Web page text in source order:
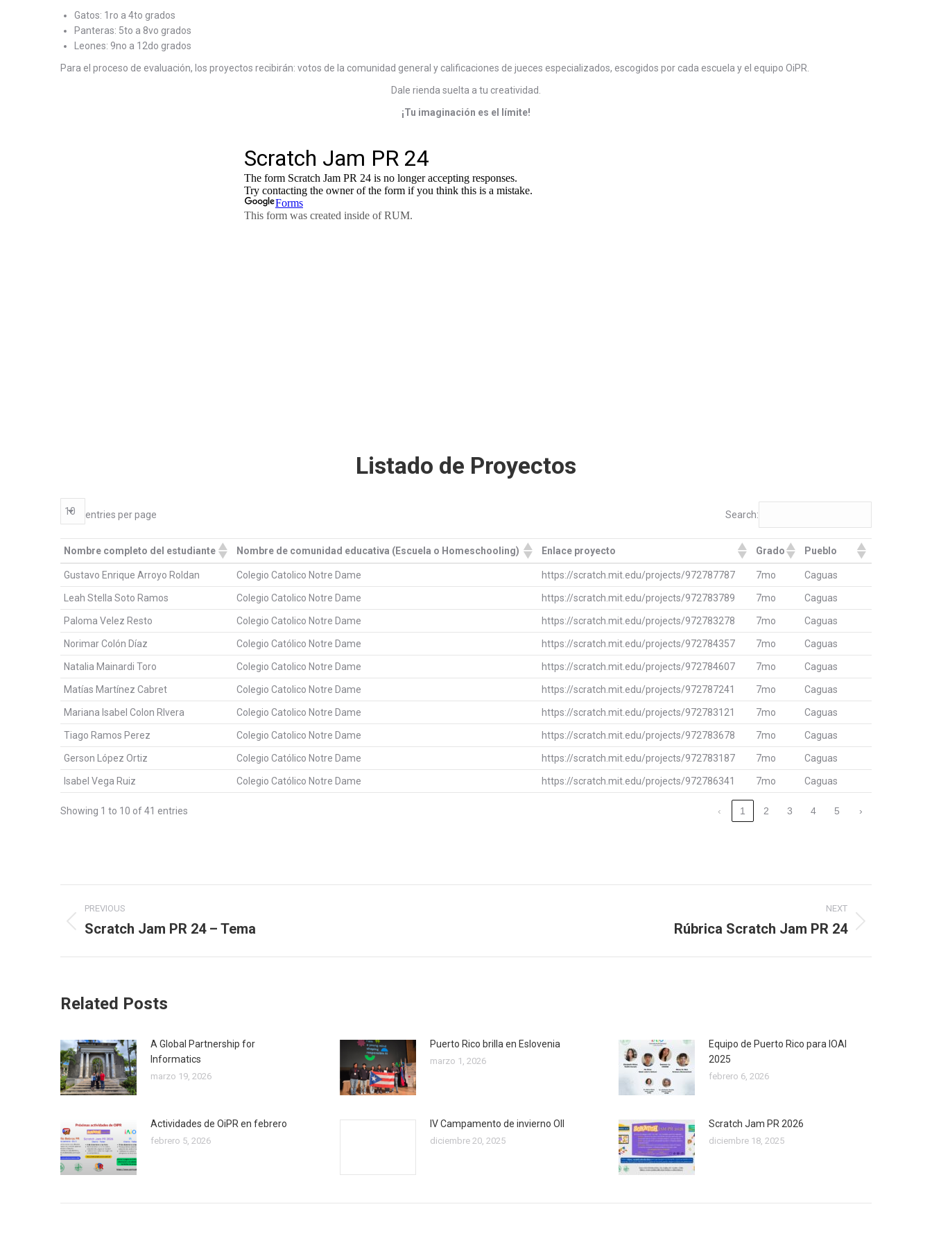
Gatos: 1ro a 4to grados
Panteras: 5to a 8vo grados
Leones: 9no a 12do grados
Para el proceso de evaluación, los proyectos recibirán: votos de la comunidad general y calificaciones de jueces especializados, escogidos por cada escuela y el equipo OiPR.
Dale rienda suelta a tu creatividad.
¡Tu imaginación es el límite!
Listado de Proyectos
entries per page Search:
Nombre completo del estudiante Nombre de comunidad educativa (Escuela o Homeschooling) Enlace proyecto Grado
Pueblo
Nombre completo del estudiante
Nombre de comunidad educativa (Escuela o Homeschooling) Enlace proyecto Grado Pueblo
Gustavo Enrique Arroyo Roldan Colegio Catolico Notre Dame https://scratch.mit.edu/projects/972787787 7mo Caguas
Leah Stella Soto Ramos Colegio Catolico Notre Dame https://scratch.mit.edu/projects/972783789 7mo Caguas
Paloma Velez Resto Colegio Catolico Notre Dame https://scratch.mit.edu/projects/972783278 7mo Caguas
Norimar Colón Díaz Colegio Católico Notre Dame https://scratch.mit.edu/projects/972784357 7mo Caguas
Natalia Mainardi Toro Colegio Catolico Notre Dame https://scratch.mit.edu/projects/972784607 7mo Caguas
Matías Martínez Cabret Colegio Catolico Notre Dame https://scratch.mit.edu/projects/972787241 7mo Caguas
Mariana Isabel Colon RIvera Colegio Catolico Notre Dame https://scratch.mit.edu/projects/972783121 7mo Caguas
Tiago Ramos Perez Colegio Catolico Notre Dame https://scratch.mit.edu/projects/972783678 7mo Caguas
Gerson López Ortiz Colegio Católico Notre Dame https://scratch.mit.edu/projects/972783187 7mo Caguas
Isabel Vega Ruiz Colegio Católico Notre Dame https://scratch.mit.edu/projects/972786341 7mo Caguas
Showing 1 to 10 of 41 entries ‹ 1 2 3 4 5 ›
Post
navigation
PREVIOUS
Previous
Scratch Jam PR 24 – Tema
NEXT
Rúbrica Scratch Jam PR 24
Related Posts
A Global Partnership for
Informatics
marzo 19, 2026
Puerto Rico brilla en Eslovenia
marzo 1, 2026
Equipo de Puerto Rico para IOAI
2025
febrero 6, 2026
Actividades de OiPR en febrero
febrero 5, 2026
IV Campamento de invierno OII
diciembre 20, 2025
Scratch Jam PR 2026
diciembre 18, 2025